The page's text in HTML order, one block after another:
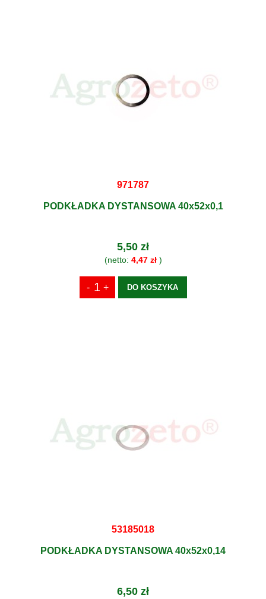
971787
PODKŁADKA DYSTANSOWA 40x52x0,1
5,50 zł
(netto: 4,47 zł)
DO KOSZYKA
53185018
PODKŁADKA DYSTANSOWA 40x52x0,14
6,50 zł